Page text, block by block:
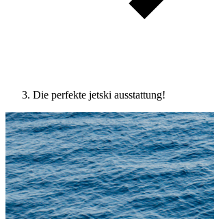
Die perfekte jetski ausstattung!